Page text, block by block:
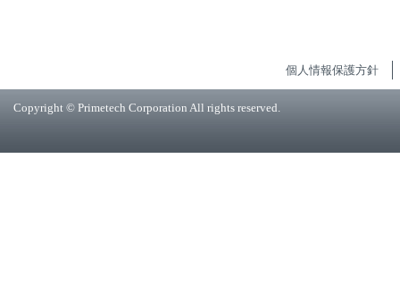
個人情報保護方針
Copyright © Primetech Corporation All rights reserved.